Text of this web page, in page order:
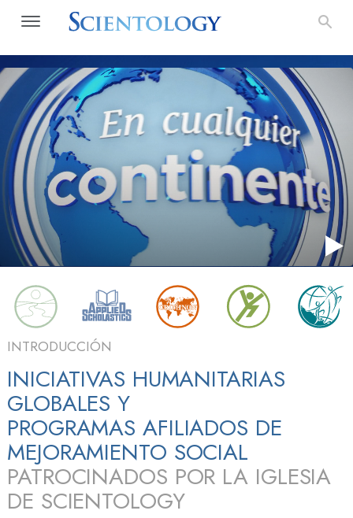
INTRODUCCIÓN
INICIATIVAS HUMANITARIAS
GLOBALES Y
PROGRAMAS AFILIADOS DE
MEJORAMIENTO SOCIAL
PATROCINADOS POR LA IGLESIA
DE SCIENTOLOGY